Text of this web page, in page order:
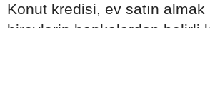
Konut kredisi, ev satın almak
bireylerin bankalardan belirli